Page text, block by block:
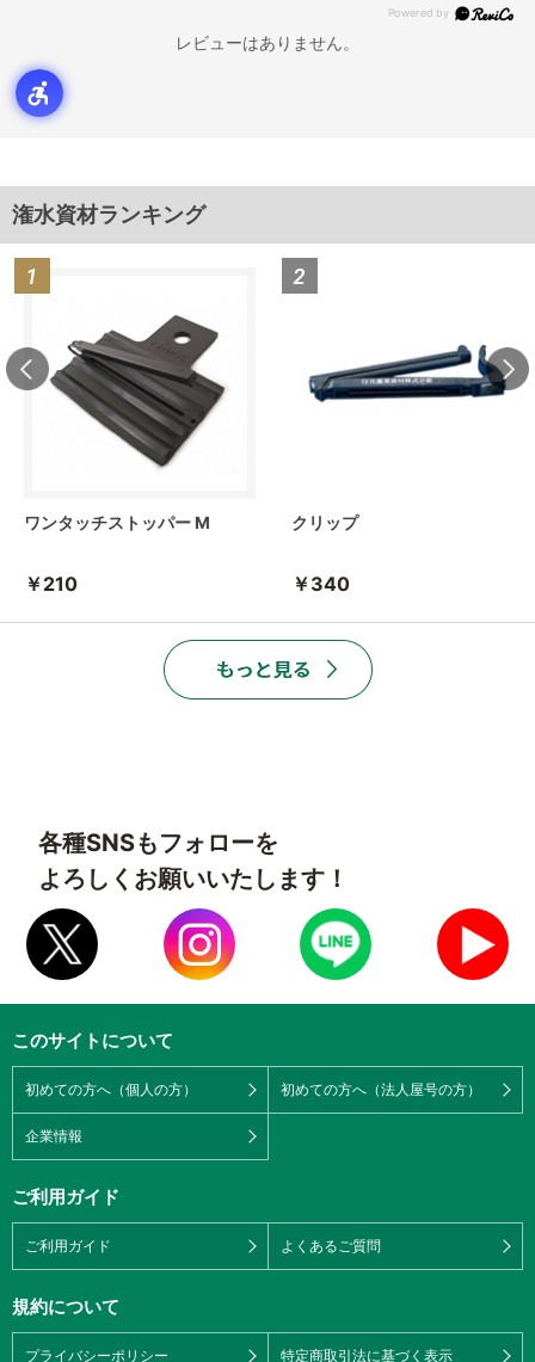
レビューはありません。
潅水資材ランキング
ワンタッチストッパー M
￥210
クリップ
￥340
各種SNSもフォローを
よろしくお願いいたします！
このサイトについて
初めての方へ（個人の方） 初めての方へ（法人屋号の方）
企業情報
ご利用ガイド
ご利用ガイド よくあるご質問
規約について
プライバシーポリシー 特定商取引法に基づく表示